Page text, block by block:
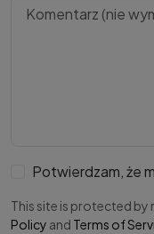
Potwierdzam, że
This site is protected by
Policy and Terms of